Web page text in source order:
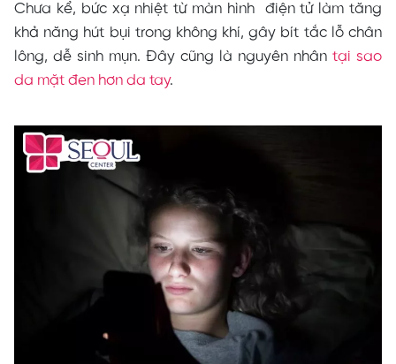
Chưa kể, bức xạ nhiệt từ màn hình điện tử làm tăng
khả năng hút bụi trong không khí, gây bít tắc lỗ chân
lông, dễ sinh mụn. Đây cũng là nguyên nhân tại sao
da mặt đen hơn da tay.